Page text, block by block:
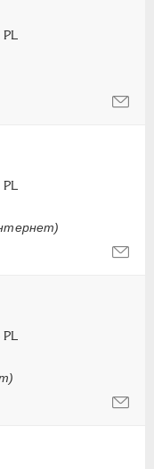
PL
PL